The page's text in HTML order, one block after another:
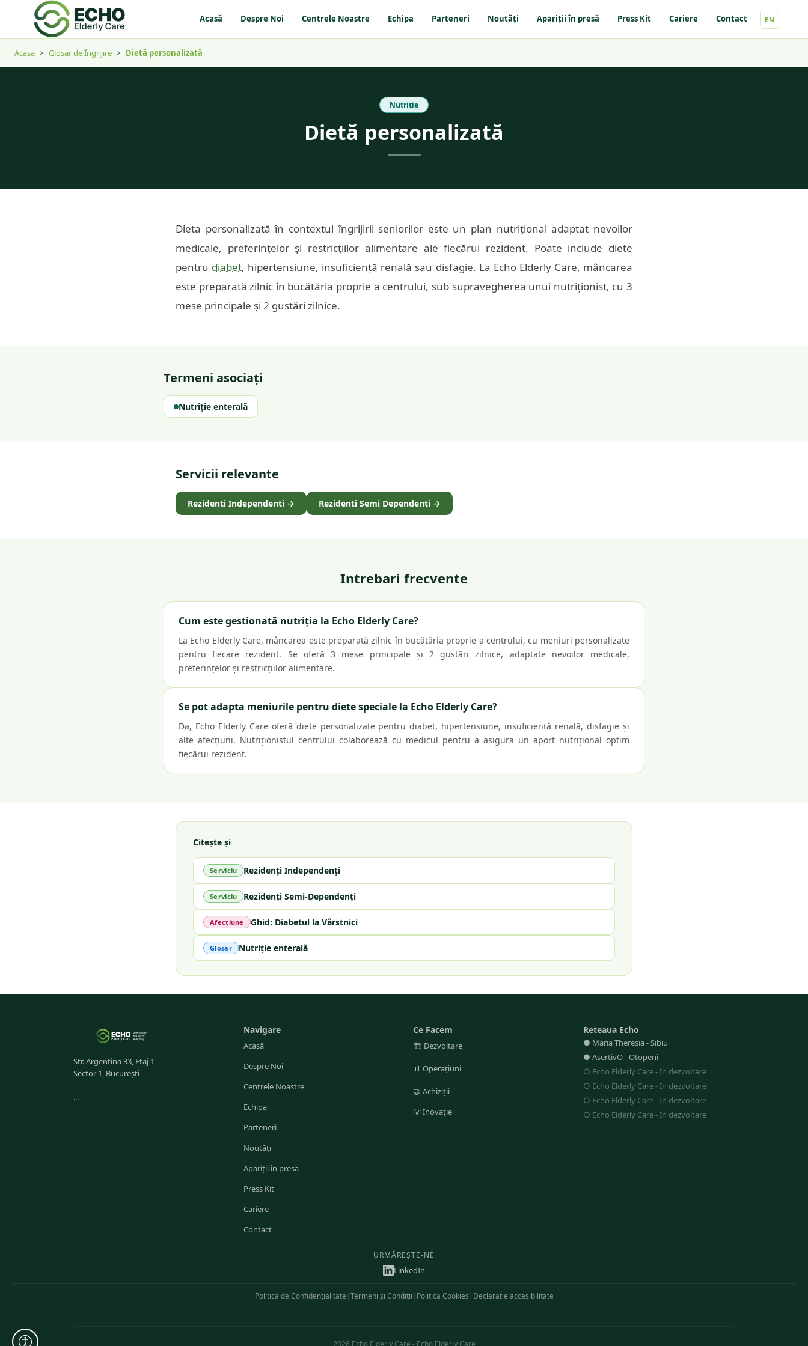
Acasă Despre Noi Centrele Noastre Echipa Parteneri Noutăți Apariții în presă Press Kit Cariere Contact EN
Acasa > Glosar de Îngrijire > Dietă personalizată
Nutriție
Dietă personalizată
Dieta personalizată în contextul îngrijirii seniorilor este un plan nutrițional adaptat nevoilor
medicale, preferințelor și restricțiilor alimentare ale fiecărui rezident. Poate include diete
pentru diabet, hipertensiune, insuficiență renală sau disfagie. La Echo Elderly Care, mâncarea
este preparată zilnic în bucătăria proprie a centrului, sub supravegherea unui nutriționist, cu 3
mese principale și 2 gustări zilnice.
Termeni asociați
Nutriție enterală
Servicii relevante
Rezidenti Independenti → Rezidenti Semi Dependenti →
Intrebari frecvente
Cum este gestionată nutriția la Echo Elderly Care?
La Echo Elderly Care, mâncarea este preparată zilnic în bucătăria proprie a centrului, cu meniuri personalizate
pentru fiecare rezident. Se oferă 3 mese principale și 2 gustări zilnice, adaptate nevoilor medicale,
preferințelor și restricțiilor alimentare.
Se pot adapta meniurile pentru diete speciale la Echo Elderly Care?
Da, Echo Elderly Care oferă diete personalizate pentru diabet, hipertensiune, insuficiență renală, disfagie și
alte afecțiuni. Nutriționistul centrului colaborează cu medicul pentru a asigura un aport nutrițional optim
fiecărui rezident.
Citește și
Serviciu Rezidenți Independenți
Serviciu Rezidenți Semi-Dependenți
Afecțiune Ghid: Diabetul la Vârstnici
Glosar Nutriție enterală
Str. Argentina 33, Etaj 1
Sector 1, București
...
Navigare
Acasă
Despre Noi
Centrele Noastre
Echipa
Parteneri
Noutăți
Apariții în presă
Press Kit
Cariere
Contact
Ce Facem
🏗️ Dezvoltare
📊 Operațiuni
🤝 Achiziții
💡Inovație
Reteaua Echo
● Maria Theresia-Sibiu
● AsertivO-Otopeni
○ Echo Elderly Care-In dezvoltare
○ Echo Elderly Care-In dezvoltare
○ Echo Elderly Care-In dezvoltare
○ Echo Elderly Care-In dezvoltare
URMĂREȘTE-NE
LinkedIn
Politica de Confidențialitate |Termeni și Condiții | Politica Cookies | Declarație accesibilitate
2026 Echo Elderly Care - Echo Elderly Care